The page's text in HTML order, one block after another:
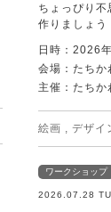
ちょっぴり不
作りましょう
日時：2026
会場：たちか
主催：たちか
絵画 デザイ
ワークショップ
2026.07.28